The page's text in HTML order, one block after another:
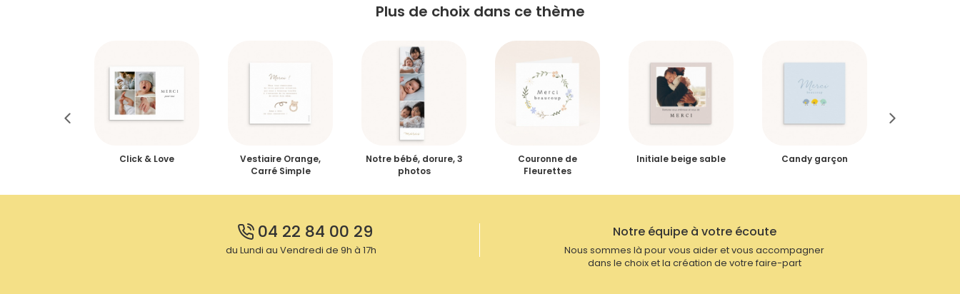
Plus de choix dans ce thème
Click & Love
Vestiaire Orange,
Carré Simple
Notre bébé, dorure, 3
photos
Couronne de
Fleurettes
Initiale beige sable Candy garçon
04 22 84 00 29
du Lundi au Vendredi de 9h à 17h
Notre équipe à votre écoute
Nous sommes là pour vous aider et vous accompagner
dans le choix et la création de votre faire-part